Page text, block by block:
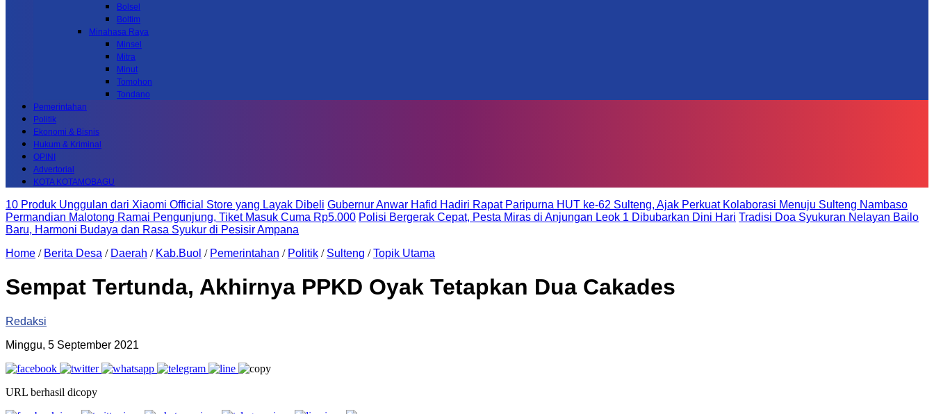
Bolsel
Boltim
Minahasa Raya
Minsel
Mitra
Minut
Tomohon
Tondano
Pemerintahan
Politik
Ekonomi & Bisnis
Hukum & Kriminal
OPINI
Advertorial
KOTA KOTAMOBAGU
10 Produk Unggulan dari Xiaomi Official Store yang Layak Dibeli Gubernur Anwar Hafid Hadiri Rapat Paripurna HUT ke-62 Sulteng, Ajak Perkuat Kolaborasi Menuju Sulteng Nambaso
Permandian Malotong Ramai Pengunjung, Tiket Masuk Cuma Rp5.000 Polisi Bergerak Cepat, Pesta Miras di Anjungan Leok 1 Dibubarkan Dini Hari Tradisi Doa Syukuran Nelayan Bailo
Baru, Harmoni Budaya dan Rasa Syukur di Pesisir Ampana
Home / Berita Desa / Daerah / Kab.Buol / Pemerintahan / Politik / Sulteng /Topik Utama
Sempat Tertunda, Akhirnya PPKD Oyak Tetapkan Dua Cakades
Redaksi
Minggu, 5 September 2021
URL berhasil dicopy